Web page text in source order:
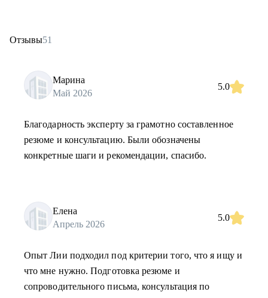
Отзывы51
Марина
Май 2026
5.0
Благодарность эксперту за грамотно составленное
резюме и консультацию. Были обозначены
конкретные шаги и рекомендации, спасибо.
Елена
Апрель 2026
5.0
Опыт Лии подходил под критерии того, что я ищу и
что мне нужно. Подготовка резюме и
сопроводительного письма, консультация по